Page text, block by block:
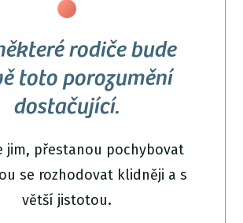
rodiče bude
toto porozumění
dostačující.
jim, přestanou pochybovat
se rozhodovat klidněji a s
větší jistotou.